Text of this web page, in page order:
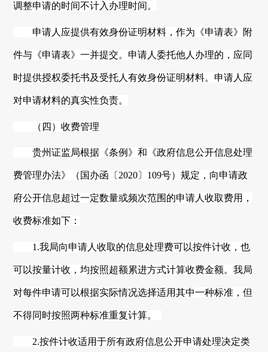
调整申请的时间不计入办理时间。
申请人应提供有效身份证明材料，作为《申请表》附
件与《申请表》一并提交。申请人委托他人办理的，应同
时提供授权委托书及受托人有效身份证明材料。申请人应
对申请材料的真实性负责。
（四）收费管理
贵州证监局根据《条例》和《政府信息公开信息处理
费管理办法》（国办函〔 2020〕109号）规定，向申请政
府公开信息超过一定数量或频次范围的申请人收取费用，
收费标准如下：
1.我局向申请人收取的信息处理费可以按件计收，也
可以按量计收，均按照超额累进方式计算收费金额。我局
对每件申请可以根据实际情况选择适用其中一种标准，但
不得同时按照两种标准重复计算。
2.按件计收适用于所有政府信息公开申请处理决定类